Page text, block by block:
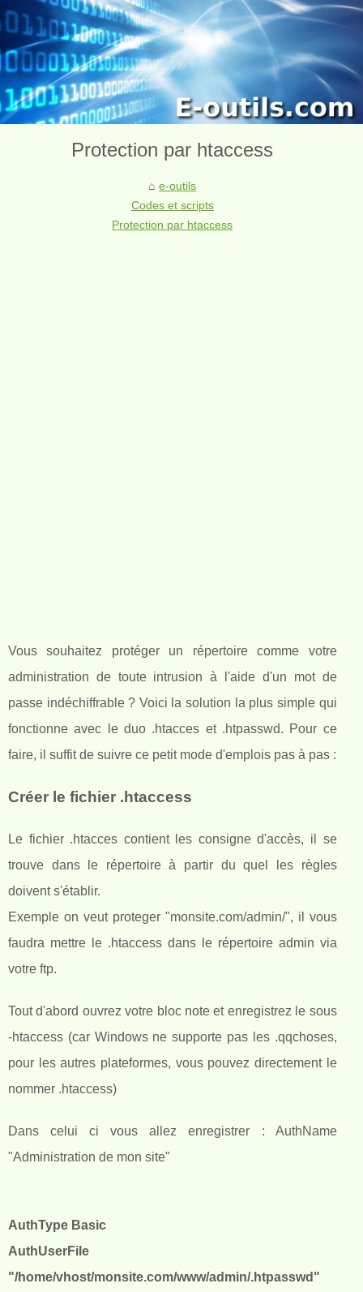
Protection par htaccess
e-outils
Codes et scripts
Protection par htaccess
Vous souhaitez protéger un répertoire comme votre
administration de toute intrusion à l'aide d'un mot de
passe indéchiffrable ? Voici la solution la plus simple qui
fonctionne avec le duo .htacces et .htpasswd. Pour ce
faire, il suffit de suivre ce petit mode d'emplois pas à pas :
Créer le fichier .htaccess
Le fichier .htacces contient les consigne d'accès, il se
trouve dans le répertoire à partir du quel les règles
doivent s'établir.
Exemple on veut proteger "monsite.com/admin/", il vous
faudra mettre le .htaccess dans le répertoire admin via
votre ftp.
Tout d'abord ouvrez votre bloc note et enregistrez le sous
-htaccess (car Windows ne supporte pas les .qqchoses,
pour les autres plateformes, vous pouvez directement le
nommer .htaccess)
Dans celui ci vous allez enregistrer : AuthName
"Administration de mon site"
AuthType Basic
AuthUserFile
"/home/vhost/monsite.com/www/admin/.htpasswd"